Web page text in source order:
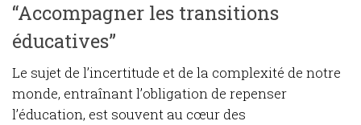
“Accompagner les transitions
éducatives”
Le sujet de l’incertitude et de la complexité de notre
monde, entraînant l’obligation de repenser
l’éducation, est souvent au cœur des